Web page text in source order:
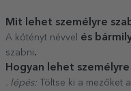
Mit lehet személyre
A kötényt névvel és
szabni.
Hogyan lehet személyre
. lépés: Töltse ki a mezőket